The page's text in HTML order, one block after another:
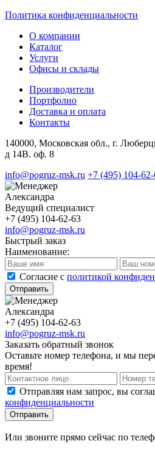
Политика конфиденциальности
О компании
Каталог
Услуги
Офисы и склады
Производители
Портфолио
Доставка и оплата
Контакты
140000, Московская обл., г.
д 14В. оф. 8
info@pogruz-msk.ru +7 (495) 104-
Александра
Ведущий специалист
+7 (495) 104-62-63
info@pogruz-msk.ru
Быстрый заказ
Наименование:
Cогласие с политикой
Отправить
Александра
+7 (495) 104-62-63
info@pogruz-msk.ru
Заказать обратный звонок
Оставьте номер телефона, и мы
время!
Отправляя нам запрос, вы
конфиденциальности
Отправить
Или звоните прямо сейчас по